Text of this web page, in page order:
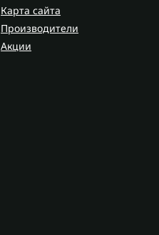
Карта сайта
Производители
Акции